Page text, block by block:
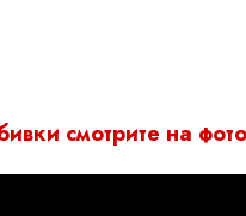
смотрите на